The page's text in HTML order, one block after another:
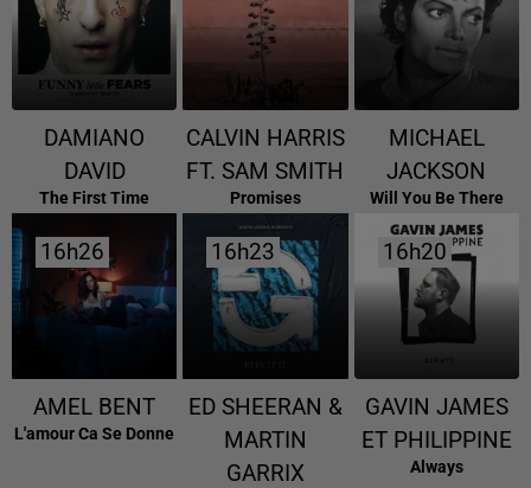
DAMIANO
DAVID
The First Time
CALVIN HARRIS
FT. SAM SMITH
Promises
MICHAEL
JACKSON
Will You Be There
16h26
16h26
AMEL BENT
L'amour Ca Se Donne
16h23
16h23
ED SHEERAN &
MARTIN
GARRIX
16h20
16h20
GAVIN JAMES
ET PHILIPPINE
Always